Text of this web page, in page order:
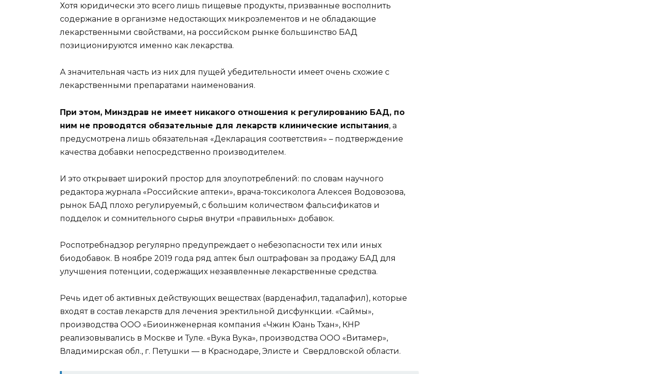
Хотя юридически это всего лишь пищевые продукты, призванные восполнить
содержание в организме недостающих микроэлементов и не обладающие
лекарственными свойствами, на российском рынке большинство БАД
позиционируются именно как лекарства.
А значительная часть из них для пущей убедительности имеет очень схожие с
лекарственными препаратами наименования.
При этом, Минздрав не имеет никакого отношения к регулированию БАД, по
ним не проводятся обязательные для лекарств клинические испытания, а
предусмотрена лишь обязательная «Декларация соответствия» – подтверждение
качества добавки непосредственно производителем.
И это открывает широкий простор для злоупотреблений: по словам научного
редактора журнала «Российские аптеки», врача-токсиколога Алексея Водовозова,
рынок БАД плохо регулируемый, с большим количеством фальсификатов и
подделок и сомнительного сырья внутри «правильных» добавок.
Роспотребнадзор регулярно предупреждает о небезопасности тех или иных
биодобавок. В ноябре 2019 года ряд аптек был оштрафован за продажу БАД для
улучшения потенции, содержащих незаявленные лекарственные средства.
Речь идет об активных действующих веществах (варденафил, тадалафил), которые
входят в состав лекарств для лечения эректильной дисфункции. «Саймы»,
производства ООО «Биоинженерная компания «Чжин Юань Тхан», КНР
реализовывались в Москве и Туле. «Вука Вука», производства ООО «Витамер»,
Владимирская обл., г. Петушки — в Краснодаре, Элисте и Свердловской области.